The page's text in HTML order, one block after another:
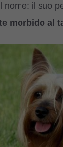
nome: il suo
morbido al